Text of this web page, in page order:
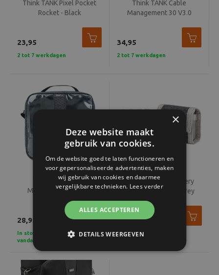
Think TANK Pixel Pocket
Rocket - Black
23,95
2 tot 7 werkdagen
Think TANK Cable
Management 30 V3.0
34,95
2 tot 7 werkdagen
Think TANK Cable
Management 20 V3.0
28,95
In stock - Voor 15u besteld,
vandaag verzonden
Think TANK AA Battery
Holder V2.0 nickel grey
12,95
2 tot 7 werkdagen
×
Deze website maakt
gebruik van cookies.
Om de website goed te laten functioneren en
voor gepersonaliseerde advertenties, maken
wij gebruik van cookies en daarmee
vergelijkbare technieken. Lees verder
ALLES ACCEPTEREN
DETAILS WEERGEVEN